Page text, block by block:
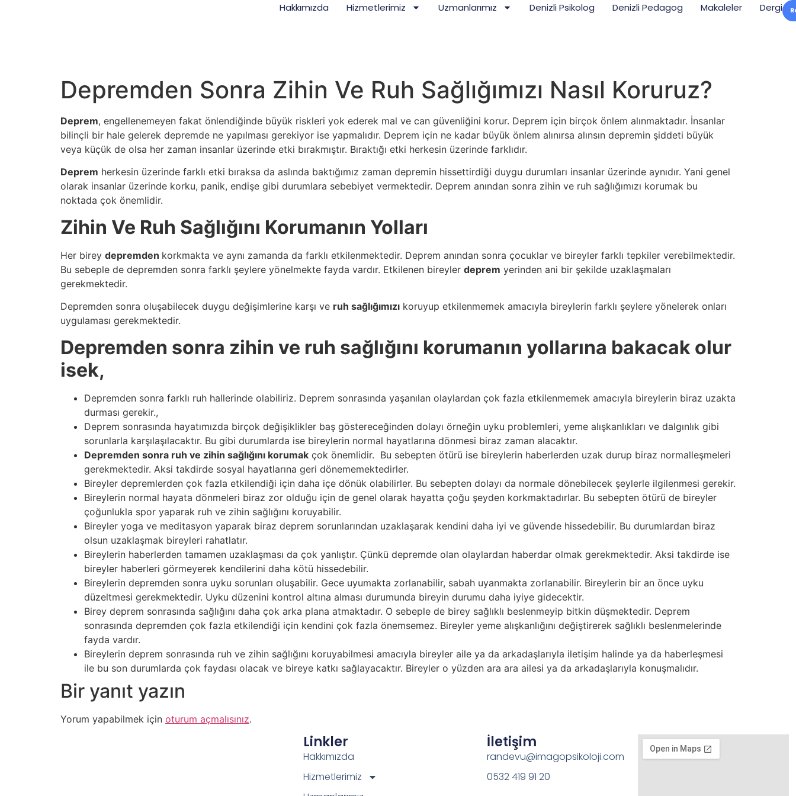
Hakkımızda Hizmetlerimiz Uzmanlarımız Denizli Psikolog Denizli Pedagog Makaleler Dergi
Depremden Sonra Zihin Ve Ruh Sağlığımızı Nasıl Koruruz?
Deprem, engellenemeyen fakat önlendiğinde büyük riskleri yok ederek mal ve can güvenliğini korur. Deprem için birçok önlem alınmaktadır. İnsanlar
bilinçli bir hale gelerek depremde ne yapılması gerekiyor ise yapmalıdır. Deprem için ne kadar büyük önlem alınırsa alınsın depremin şiddeti büyük
veya küçük de olsa her zaman insanlar üzerinde etki bırakmıştır. Bıraktığı etki herkesin üzerinde farklıdır.
Deprem herkesin üzerinde farklı etki bıraksa da aslında baktığımız zaman depremin hissettirdiği duygu durumları insanlar üzerinde aynıdır. Yani genel
olarak insanlar üzerinde korku, panik, endişe gibi durumlara sebebiyet vermektedir. Deprem anından sonra zihin ve ruh sağlığımızı korumak bu
noktada çok önemlidir.
Zihin Ve Ruh Sağlığını Korumanın Yolları
Her birey depremden korkmakta ve aynı zamanda da farklı etkilenmektedir. Deprem anından sonra çocuklar ve bireyler farklı tepkiler verebilmektedir.
Bu sebeple de depremden sonra farklı şeylere yönelmekte fayda vardır. Etkilenen bireyler deprem yerinden ani bir şekilde uzaklaşmaları
gerekmektedir.
Depremden sonra oluşabilecek duygu değişimlerine karşı ve ruh sağlığımızı koruyup etkilenmemek amacıyla bireylerin farklı şeylere yönelerek onları
uygulaması gerekmektedir.
Depremden sonra zihin ve ruh sağlığını korumanın yollarına bakacak olur
isek,
Depremden sonra farklı ruh hallerinde olabiliriz. Deprem sonrasında yaşanılan olaylardan çok fazla etkilenmemek amacıyla bireylerin biraz uzakta
durması gerekir.,
Deprem sonrasında hayatımızda birçok değişiklikler baş göstereceğinden dolayı örneğin uyku problemleri, yeme alışkanlıkları ve dalgınlık gibi
sorunlarla karşılaşılacaktır. Bu gibi durumlarda ise bireylerin normal hayatlarına dönmesi biraz zaman alacaktır.
Depremden sonra ruh ve zihin sağlığını korumak çok önemlidir. Bu sebepten ötürü ise bireylerin haberlerden uzak durup biraz normalleşmeleri
gerekmektedir. Aksi takdirde sosyal hayatlarına geri dönememektedirler.
Bireyler depremlerden çok fazla etkilendiği için daha içe dönük olabilirler. Bu sebepten dolayı da normale dönebilecek şeylerle ilgilenmesi gerekir.
Bireylerin normal hayata dönmeleri biraz zor olduğu için de genel olarak hayatta çoğu şeyden korkmaktadırlar. Bu sebepten ötürü de bireyler
çoğunlukla spor yaparak ruh ve zihin sağlığını koruyabilir.
Bireyler yoga ve meditasyon yaparak biraz deprem sorunlarından uzaklaşarak kendini daha iyi ve güvende hissedebilir. Bu durumlardan biraz
olsun uzaklaşmak bireyleri rahatlatır.
Bireylerin haberlerden tamamen uzaklaşması da çok yanlıştır. Çünkü depremde olan olaylardan haberdar olmak gerekmektedir. Aksi takdirde ise
bireyler haberleri görmeyerek kendilerini daha kötü hissedebilir.
Bireylerin depremden sonra uyku sorunları oluşabilir. Gece uyumakta zorlanabilir, sabah uyanmakta zorlanabilir. Bireylerin bir an önce uyku
düzeltmesi gerekmektedir. Uyku düzenini kontrol altına alması durumunda bireyin durumu daha iyiye gidecektir.
Birey deprem sonrasında sağlığını daha çok arka plana atmaktadır. O sebeple de birey sağlıklı beslenmeyip bitkin düşmektedir. Deprem
sonrasında depremden çok fazla etkilendiği için kendini çok fazla önemsemez. Bireyler yeme alışkanlığını değiştirerek sağlıklı beslenmelerinde
fayda vardır.
Bireylerin deprem sonrasında ruh ve zihin sağlığını koruyabilmesi amacıyla bireyler aile ya da arkadaşlarıyla iletişim halinde ya da haberleşmesi
ile bu son durumlarda çok faydası olacak ve bireye katkı sağlayacaktır. Bireyler o yüzden ara ara ailesi ya da arkadaşlarıyla konuşmalıdır.
Bir yanıt yazın
Yorum yapabilmek için oturum açmalısınız.
Linkler
Hakkımızda
Hizmetlerimiz
İletişim
randevu@imagopsikoloji.com
0532 419 91 20